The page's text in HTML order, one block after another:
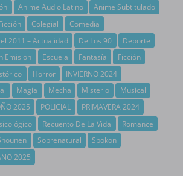
Anime Audio Latino
Anime Subtitulado
Colegial
Comedia
2011 – Actualidad De Los 90
Deporte
Emision Escuela Fantasía
Ficción
Horror
INVIERNO 2024
Magia Mecha Misterio
Musical
2025 POLICIAL
PRIMAVERA 2024
Recuento De La Vida
Romance
Sobrenatural
Spokon
2025